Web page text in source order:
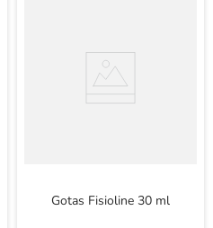
Gotas Fisioline 30 ml